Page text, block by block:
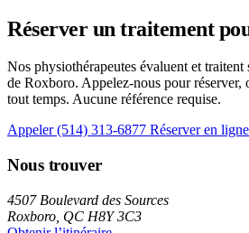
Réserver un traitement
Nos physiothérapeutes évaluent et
de Roxboro. Appelez-nous pour réserver,
tout temps. Aucune référence requise.
Appeler (514) 313-6877 Réserver en ligne
Nous trouver
4507 Boulevard des Sources
Roxboro, QC H8Y 3C3